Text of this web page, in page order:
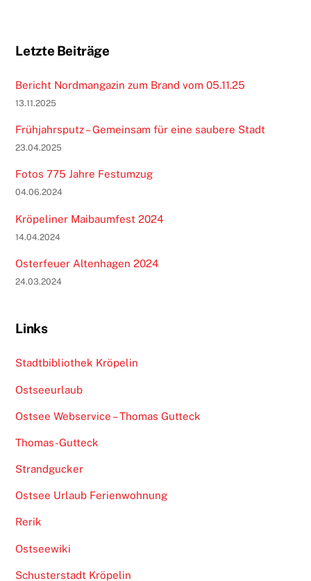
Letzte Beiträge
Bericht Nordmangazin zum Brand vom 05.11.25
13.11.2025
Frühjahrsputz – Gemeinsam für eine saubere Stadt
23.04.2025
Fotos 775 Jahre Festumzug
04.06.2024
Kröpeliner Maibaumfest 2024
14.04.2024
Osterfeuer Altenhagen 2024
24.03.2024
Links
Stadtbibliothek Kröpelin
Ostseeurlaub
Ostsee Webservice – Thomas Gutteck
Thomas-Gutteck
Strandgucker
Ostsee Urlaub Ferienwohnung
Rerik
Ostseewiki
Schusterstadt Kröpelin